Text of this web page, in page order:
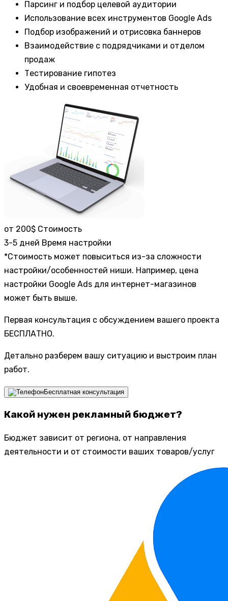
Парсинг и подбор целевой аудитории
Использование всех инструментов Google Ads
Подбор изображений и отрисовка баннеров
Взаимодействие с подрядчиками и отделом
продаж
Тестирование гипотез
Удобная и своевременная отчетность
от 200$ Стоимость
3-5 дней Время настройки
*Стоимость может повыситься из-за сложности
настройки/особенностей ниши. Например, цена
настройки Google Ads для интернет-магазинов
может быть выше.
Первая консультация с обсуждением вашего проекта
БЕСПЛАТНО.
Детально разберем вашу ситуацию и выстроим план
работ.
Бесплатная консультация
Какой нужен рекламный бюджет?
Бюджет зависит от региона, от направления
деятельности и от стоимости ваших товаров/услуг